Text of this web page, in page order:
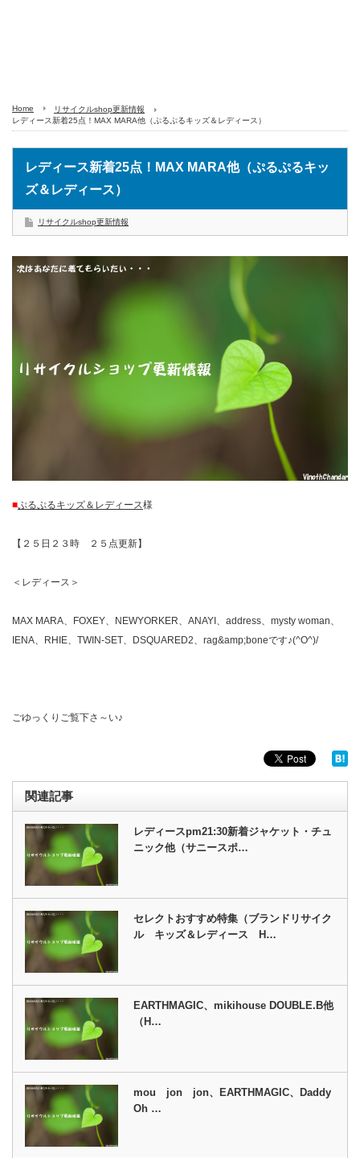
Home
リサイクルshop更新情報
レディース新着25点！MAX MARA他（ぷるぷるキッズ＆レディース）
レディース新着25点！MAX MARA他（ぷるぷるキッ
ズ＆レディース）
リサイクルshop更新情報
■ぷるぷるキッズ＆レディース様
【２５日２３時 ２５点更新】
＜レディース＞
MAX MARA、FOXEY、NEWYORKER、ANAYI、address、mysty woman、
IENA、RHIE、TWIN-SET、DSQUARED2、rag&amp;boneです♪(^O^)/
ごゆっくりご覧下さ～い♪
関連記事
レディースpm21:30新着ジャケット・チュ
ニック他（サニースポ…
セレクトおすすめ特集（ブランドリサイク
ル キッズ＆レディース H…
EARTHMAGIC、mikihouse DOUBLE.B他
（H…
mou jon jon、EARTHMAGIC、Daddy
Oh …